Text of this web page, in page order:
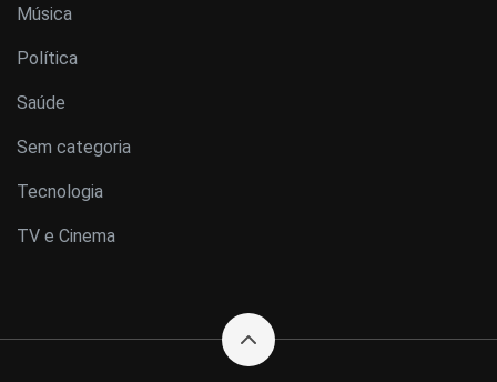
Música
Política
Saúde
Sem categoria
Tecnologia
TV e Cinema